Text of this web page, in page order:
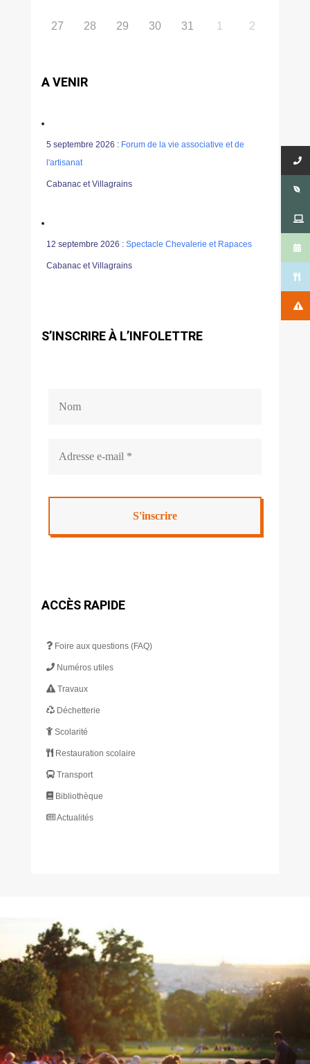
27 28 29 30 31 1 2
A VENIR
5 septembre 2026 : Forum de la vie associative et de
l'artisanat
Cabanac et Villagrains
12 septembre 2026 : Spectacle Chevalerie et Rapaces
Cabanac et Villagrains
S’INSCRIRE À L’INFOLETTRE
ACCÈS RAPIDE
Foire aux questions (FAQ)
Numéros utiles
Travaux
Déchetterie
Scolarité
Restauration scolaire
Transport
Bibliothèque
Actualités